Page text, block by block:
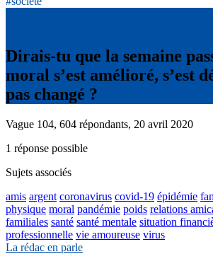
Dirais-tu que la semaine
moral s’est amélioré, s’est
pas changé ?
Vague 104, 604 répondants, 20 avril 2020
1 réponse possible
Sujets associés
amis argent coronavirus covid-19 épidémie
physique moral pandémie poids relations
familiales santé santé mentale situation
professionnelle vie amoureuse virus
La rédac en parle